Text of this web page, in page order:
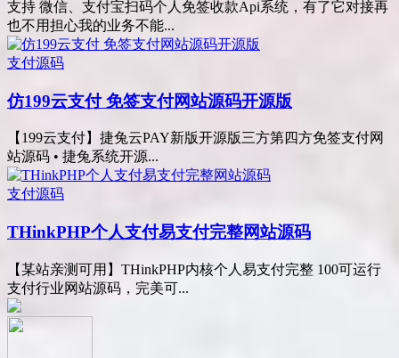
支持 微信、支付宝扫码个人免签收款Api系统，有了它对接再
也不用担心我的业务不能...
支付源码
仿199云支付 免签支付网站源码开源版
【199云支付】捷兔云PAY新版开源版三方第四方免签支付网
站源码 • 捷兔系统开源...
支付源码
THinkPHP个人支付易支付完整网站源码
【某站亲测可用】THinkPHP内核个人易支付完整 100可运行
支付行业网站源码，完美可...